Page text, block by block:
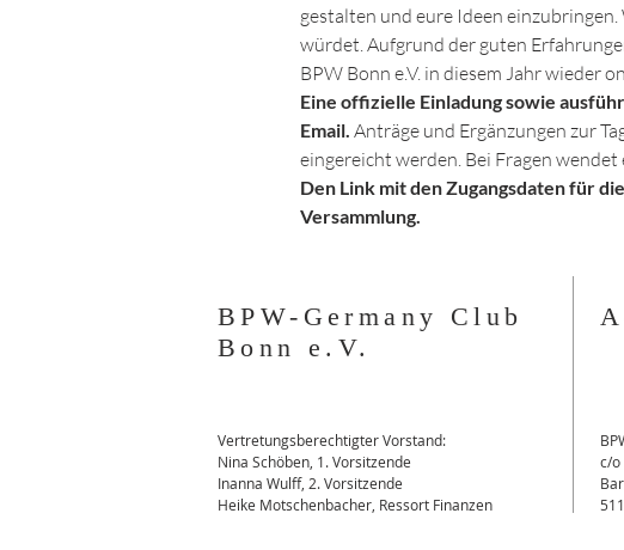
gestalten und eure Ideen
würdet. Aufgrund der guten
BPW Bonn e.V. in diesem Jahr wieder
Eine offizielle Einladung sowie
Email. Anträge und Ergänzungen zur
eingereicht werden. Bei Fragen
Den Link mit den Zugangsdaten für
Versammlung.
BPW-Germany Club
Bonn e.V.
Vertretungsberechtigter Vorstand:
Nina Schöben, 1. Vorsitzende
Inanna Wulff, 2. Vorsitzende
Heike Motschenbacher, Ressort Finanzen
c/o